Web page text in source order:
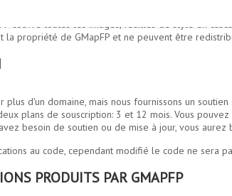
couvre toutes les images, feuilles de style en
la propriété de GMapFP et ne peuvent être
plus d'un domaine, mais nous fournissons un
plans de souscription: 3 et 12 mois. Vous
besoin de soutien ou de mise à jour, vous aurez
au code, cependant modifié le code ne sera
PRODUITS PAR GMAPFP